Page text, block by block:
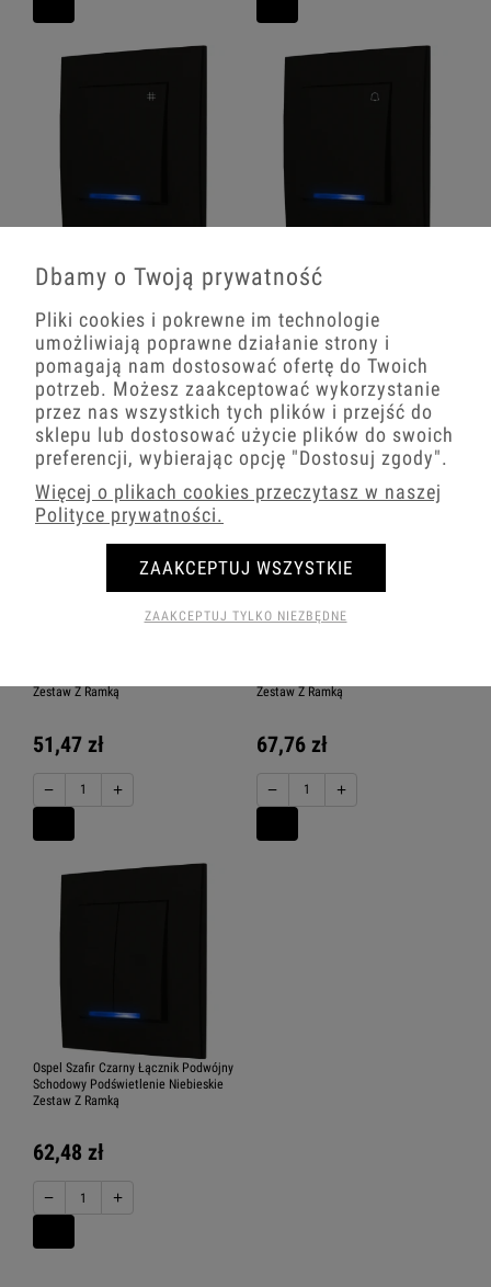
Podświetlenie Niebieskie Zestaw Z
Ramką
53,15 zł
− +
Dzwonkowy Zwierny Podświetlenie
Niebieskie Zestaw Z Ramką
41,80 zł
− +
Zestaw Z Ramką
51,47 zł
− +
Zestaw Z Ramką
67,76 zł
− +
Ospel Szafir Czarny Łącznik Podwójny
Schodowy Podświetlenie Niebieskie
Zestaw Z Ramką
62,48 zł
− +
Dbamy o Twoją prywatność
Pliki cookies i pokrewne im technologie
umożliwiają poprawne działanie strony i
pomagają nam dostosować ofertę do Twoich
potrzeb. Możesz zaakceptować wykorzystanie
przez nas wszystkich tych plików i przejść do
sklepu lub dostosować użycie plików do swoich
preferencji, wybierając opcję "Dostosuj zgody".
Więcej o plikach cookies przeczytasz w naszej
Polityce prywatności.
ZAAKCEPTUJ TYLKO NIEZBĘDNE
ZAAKCEPTUJ WSZYSTKIE